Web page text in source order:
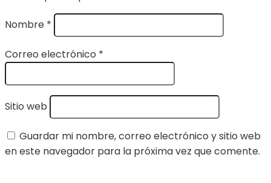
Nombre *
Correo electrónico *
Sitio web
Guardar mi nombre, correo electrónico y sitio web
en este navegador para la próxima vez que comente.